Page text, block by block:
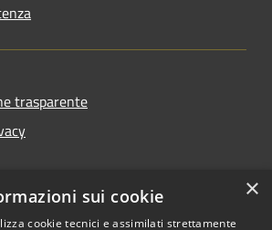
trasparente
accessibilità
×
sui cookie
cookie tecnici e assimilati strettamente